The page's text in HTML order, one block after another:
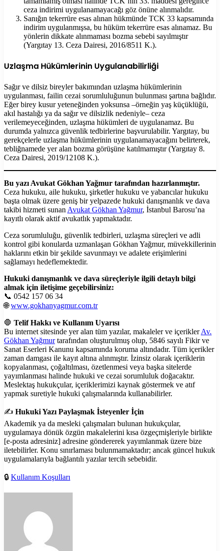
ceza indirimi uygulanamayacağı göz önüne alınmalıdır.
Sanığın tekerrüre esas alınan hükmünde TCK 33 kapsamında
indirim uygulanmışsa, bu hüküm tekerrüre esas alınamaz. Bu
yönlerin dikkate alınmaması bozma sebebi sayılmıştır
(Yargıtay 13. Ceza Dairesi, 2016/8511 K.).
Uzlaşma Hükümlerinin Uygulanabilirliği
Sağır ve dilsiz bireyler bakımından uzlaşma hükümlerinin
uygulanması, failin cezai sorumluluğunun bulunması şartına bağlıdır.
Eğer birey kusur yeteneğinden yoksunsa –örneğin yaş küçüklüğü,
akıl hastalığı ya da sağır ve dilsizlik nedeniyle– ceza
verilemeyeceğinden, uzlaşma hükümleri de uygulanamaz. Bu
durumda yalnızca güvenlik tedbirlerine başvurulabilir. Yargıtay, bu
gerekçelerle uzlaşma hükümlerinin uygulanamayacağını belirterek,
tebliğnamede yer alan bozma görüşüne katılmamıştır (Yargıtay 8.
Ceza Dairesi, 2019/12108 K.).
Bu yazı Avukat Gökhan Yağmur tarafından hazırlanmıştır.
Ceza hukuku, aile hukuku, şirketler hukuku ve yabancılar hukuku
başta olmak üzere geniş bir yelpazede hukuki danışmanlık ve dava
takibi hizmeti sunan Avukat Gökhan Yağmur, İstanbul Barosu’na
kayıtlı olarak aktif avukatlık yapmaktadır.
Ceza sorumluluğu, güvenlik tedbirleri, uzlaşma süreçleri ve adli
kontrol gibi konularda uzmanlaşan Gökhan Yağmur, müvekkillerinin
haklarını etkin bir şekilde savunmayı ve adalete erişimlerini
sağlamayı hedeflemektedir.
Hukuki danışmanlık ve dava süreçleriyle ilgili detaylı bilgi
almak için iletişime geçebilirsiniz:
📞 0542 157 06 34
🌐www.gokhanyagmur.com.tr
🛑 Telif Hakkı ve Kullanım Uyarısı
Bu internet sitesinde yer alan tüm yazılar, makaleler ve içeriklerAv.
Gökhan Yağmurtarafından oluşturulmuş olup, 5846 sayılı Fikir ve
Sanat Eserleri Kanunu kapsamında koruma altındadır. Tüm içerikler
zaman damgası ile kayıt altına alınmıştır. İzinsiz olarak içeriklerin
kopyalanması, çoğaltılması, özetlenmesi veya başka sitelerde
yayımlanması halinde hukuki ve cezai sorumluluk doğacaktır.
Meslektaş hukukçular, içeriklerimizi kaynak göstermek ve atıf
yapmak suretiyle hukuki çalışmalarında kullanabilirler.
✍️ Hukuki Yazı Paylaşmak İsteyenler İçin
Akademik ya da mesleki çalışmaları bulunan hukukçular,
uygulamaya dönük özgün makalelerini kısa özgeçmişleriyle birlikte
[e-posta adresiniz] adresine göndererek yayımlanmak üzere bize
iletebilirler. Konu sınırlaması bulunmamaktadır; ancak güncel hukuk
uygulamalarıyla bağlantılı yazılar tercih sebebidir.
🔒 Kullanım Koşulları